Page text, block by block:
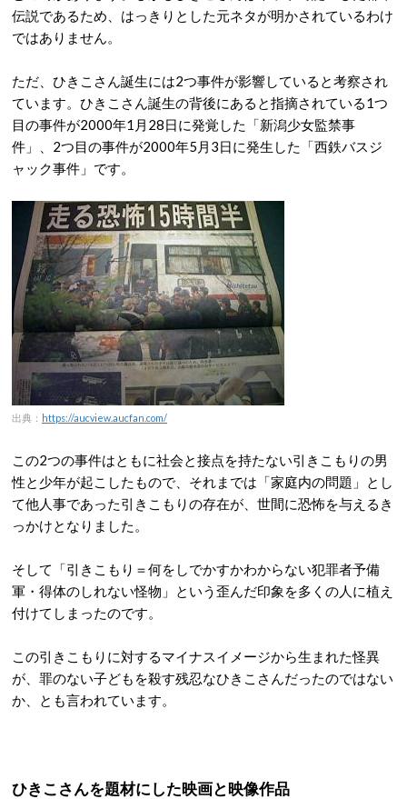
伝説であるため、はっきりとした元ネタが明かされているわけ
ではありません。
ただ、ひきこさん誕生には2つ事件が影響していると考察され
ています。ひきこさん誕生の背後にあると指摘されている1つ
目の事件が2000年1月28日に発覚した「新潟少女監禁事
件」、2つ目の事件が2000年5月3日に発生した「西鉄バスジ
ャック事件」です。
出典： https://aucview.aucfan.com/
この2つの事件はともに社会と接点を持たない引きこもりの男
性と少年が起こしたもので、それまでは「家庭内の問題」とし
て他人事であった引きこもりの存在が、世間に恐怖を与えるき
っかけとなりました。
そして「引きこもり＝何をしでかすかわからない犯罪者予備
軍・得体のしれない怪物」という歪んだ印象を多くの人に植え
付けてしまったのです。
この引きこもりに対するマイナスイメージから生まれた怪異
が、罪のない子どもを殺す残忍なひきこさんだったのではない
か、とも言われています。
ひきこさんを題材にした映画と映像作品